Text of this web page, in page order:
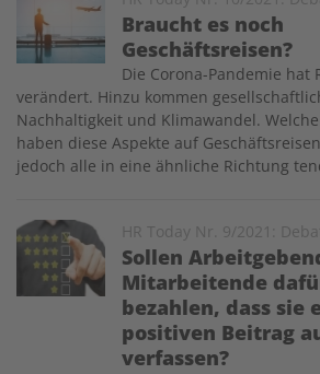
Braucht es noch
Geschäftsreisen?
Die Corona-Pandemie hat
verändert. Hinzu kommen
Nachhaltigkeit und Klimawandel.
haben diese Aspekte auf
jedoch alle in eine ähnliche Richtung
HR Today Nr. 9/2021:
Sollen
Mitarbeitende
bezahlen, dass sie
positiven Beitrag
verfassen?
Image